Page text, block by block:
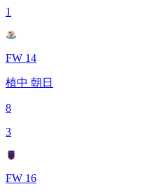
1
FW 14
植中 朝日
8
3
FW 16